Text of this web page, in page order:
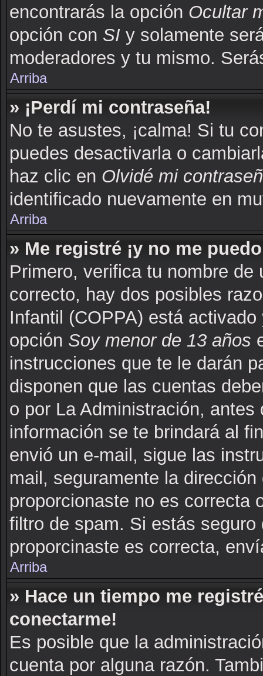
encontrarás la opción Ocultar
opción con SI y solamente
moderadores y tu mismo.
Arriba
» ¡Perdí mi contraseña!
No te asustes, ¡calma! Si tu
puedes desactivarla o
haz clic en Olvidé mi
identificado nuevamente en
Arriba
» Me registré ¡y no me
Primero, verifica tu nombre
correcto, hay dos posibles
Infantil (COPPA) está
opción Soy menor de 13 años
instrucciones que te le darán
disponen que las cuentas
o por La Administración,
información se te brindará al
envió un e-mail, sigue las
mail, seguramente la
proporcionaste no es correcta
filtro de spam. Si estás
proporcinaste es correcta,
Arriba
» Hace un tiempo me
conectarme!
Es posible que la
cuenta por alguna razón.